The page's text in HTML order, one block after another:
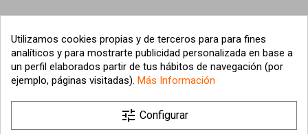
Utilizamos cookies propias y de terceros para para fines
analíticos y para mostrarte publicidad personalizada en base a
un perfil elaborados partir de tus hábitos de navegación (por
ejemplo, páginas visitadas). Más Información
tune Configurar